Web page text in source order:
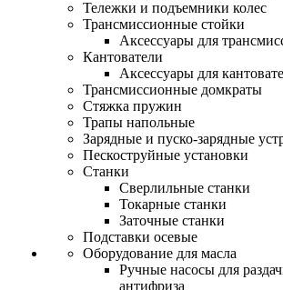
Тележки и подъемники колес
Трансмиссионные стойки
Аксессуары для
Кантователи
Аксессуары для
Трансмиссионные домкраты
Стяжка пружин
Трапы напольные
Зарядные и пуско-зарядные
Пескоструйные установки
Станки
Сверлильные станки
Токарные станки
Заточные станки
Подставки осевые
Оборудование для масла
Ручные насосы для
антифриза